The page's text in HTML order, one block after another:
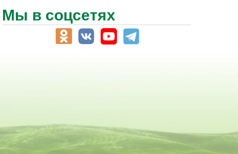
Мы в соцсетях